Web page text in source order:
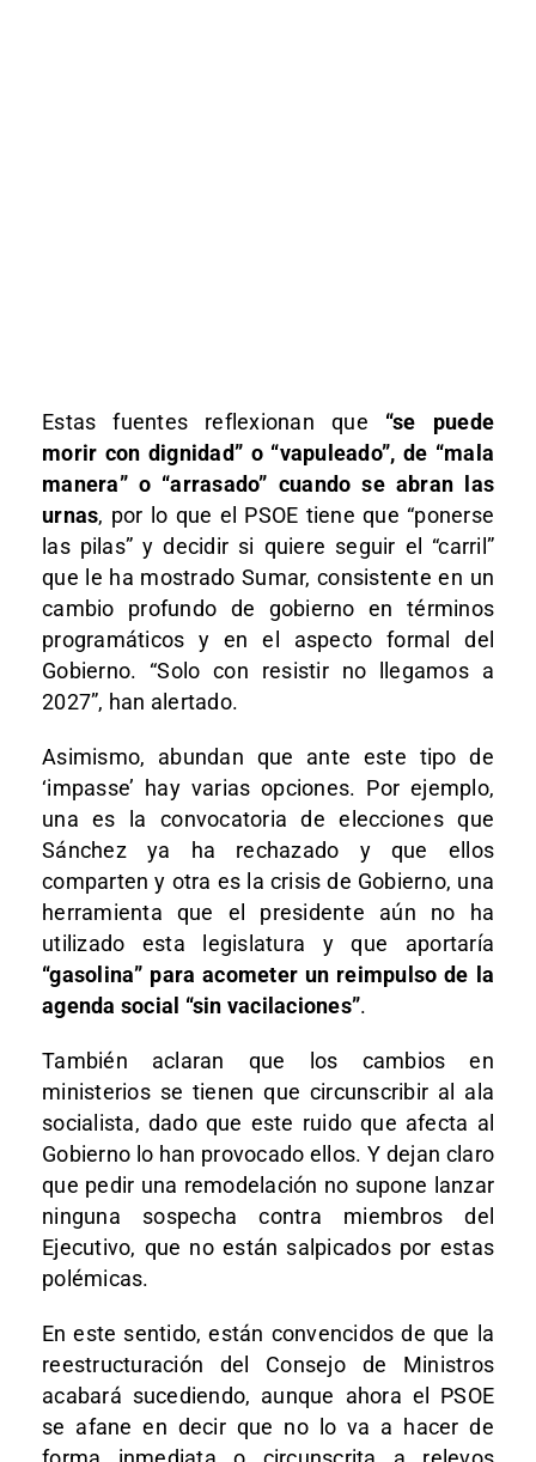
Estas fuentes reflexionan que “se puede
morir con dignidad” o “vapuleado”, de “mala
manera” o “arrasado” cuando se abran las
urnas, por lo que el PSOE tiene que “ponerse
las pilas” y decidir si quiere seguir el “carril”
que le ha mostrado Sumar, consistente en un
cambio profundo de gobierno en términos
programáticos y en el aspecto formal del
Gobierno. “Solo con resistir no llegamos a
2027”, han alertado.
Asimismo, abundan que ante este tipo de
‘impasse’ hay varias opciones. Por ejemplo,
una es la convocatoria de elecciones que
Sánchez ya ha rechazado y que ellos
comparten y otra es la crisis de Gobierno, una
herramienta que el presidente aún no ha
utilizado esta legislatura y que aportaría
“gasolina” para acometer un reimpulso de la
agenda social “sin vacilaciones”.
También aclaran que los cambios en
ministerios se tienen que circunscribir al ala
socialista, dado que este ruido que afecta al
Gobierno lo han provocado ellos. Y dejan claro
que pedir una remodelación no supone lanzar
ninguna sospecha contra miembros del
Ejecutivo, que no están salpicados por estas
polémicas.
En este sentido, están convencidos de que la
reestructuración del Consejo de Ministros
acabará sucediendo, aunque ahora el PSOE
se afane en decir que no lo va a hacer de